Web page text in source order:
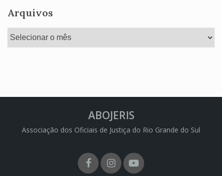
Arquivos
Arquivos
ABOJERIS
Associação dos Oficiais de Justiça do Rio Grande do Sul
FacebookInstagram
Youtube